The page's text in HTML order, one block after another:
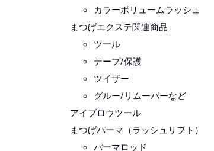
カラーボリュームラッシュ
まつげエクステ関連商品
ツール
テープ/保護
ツイザー
グルー/リムーバーなど
アイブロウツール
まつげパーマ（ラッシュリフト）
パーマロッド